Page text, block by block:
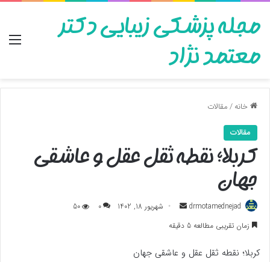
مجله پزشکی زیبایی دکتر
معتمد نژاد
خانه/مقالات
مقالات
کربلا؛ نقطه ثقل عقل و عاشقی
جهان
drmotamednejad
ارسال
به
شهریور 18, 1402 0
50
زمان تقریبی مطالعه 5 دقیقه
کربلا؛ نقطه ثقل عقل و عاشقی جهان